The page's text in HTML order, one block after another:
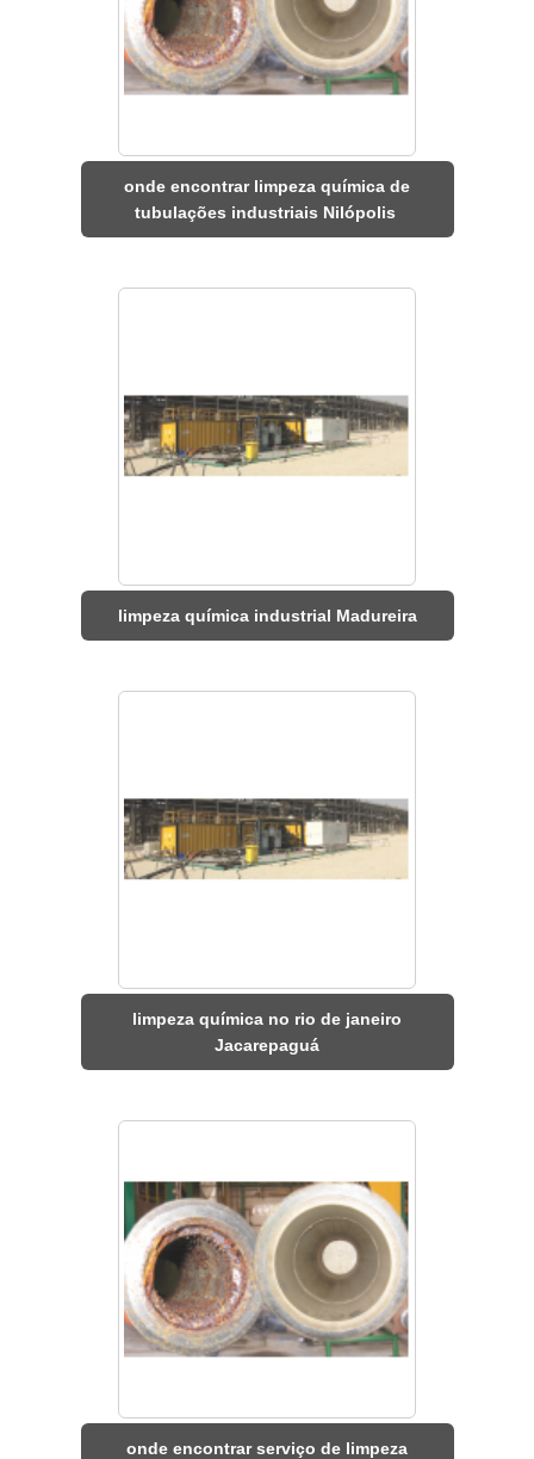
onde encontrar limpeza química de
tubulações industriais Nilópolis
limpeza química industrial Madureira
limpeza química no rio de janeiro
Jacarepaguá
onde encontrar serviço de limpeza